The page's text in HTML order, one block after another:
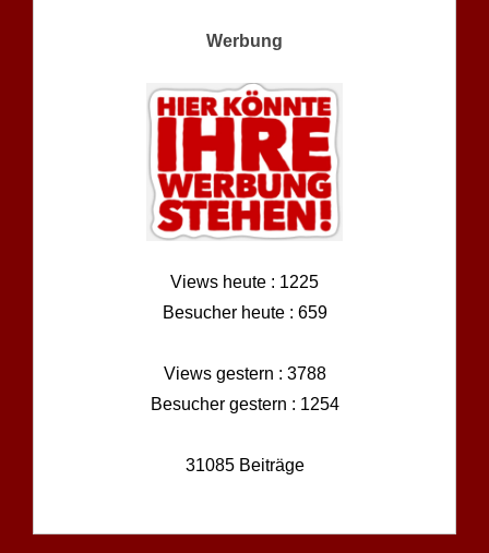
Werbung
Views heute : 1225
Besucher heute : 659
Views gestern : 3788
Besucher gestern : 1254
31085 Beiträge